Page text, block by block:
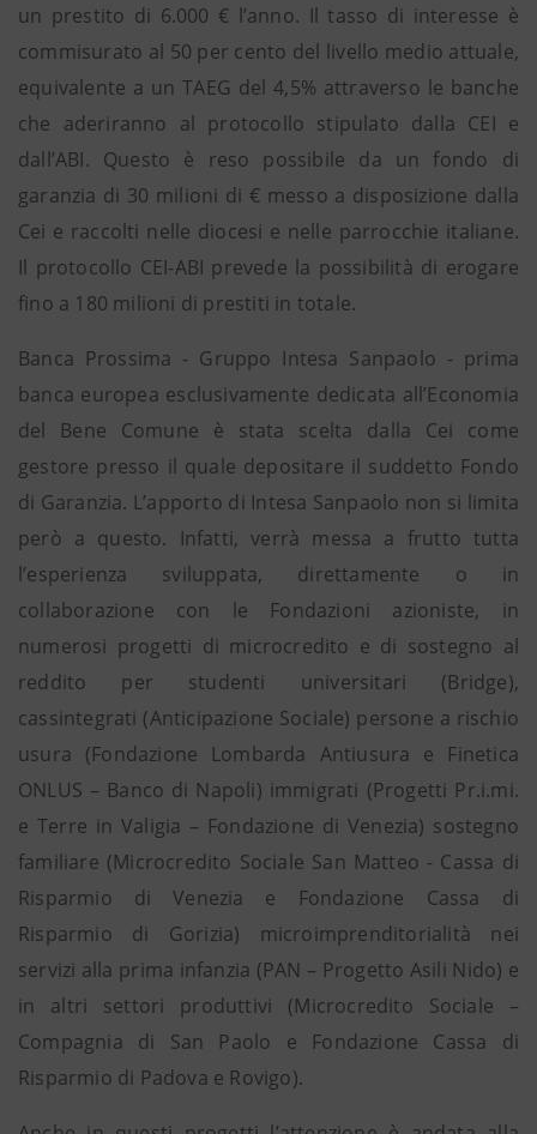
un prestito di 6.000 € l’anno. Il tasso di interesse è
commisurato al 50 per cento del livello medio attuale,
equivalente a un TAEG del 4,5% attraverso le banche
che aderiranno al protocollo stipulato dalla CEI e
dall’ABI. Questo è reso possibile da un fondo di
garanzia di 30 milioni di € messo a disposizione dalla
Cei e raccolti nelle diocesi e nelle parrocchie italiane.
Il protocollo CEI-ABI prevede la possibilità di erogare
fino a 180 milioni di prestiti in totale.
Banca Prossima - Gruppo Intesa Sanpaolo - prima
banca europea esclusivamente dedicata all’Economia
del Bene Comune è stata scelta dalla Cei come
gestore presso il quale depositare il suddetto Fondo
di Garanzia. L’apporto di Intesa Sanpaolo non si limita
però a questo. Infatti, verrà messa a frutto tutta
l’esperienza sviluppata, direttamente o in
collaborazione con le Fondazioni azioniste, in
numerosi progetti di microcredito e di sostegno al
reddito per studenti universitari (Bridge),
cassintegrati (Anticipazione Sociale) persone a rischio
usura (Fondazione Lombarda Antiusura e Finetica
ONLUS – Banco di Napoli) immigrati (Progetti Pr.i.mi.
e Terre in Valigia – Fondazione di Venezia) sostegno
familiare (Microcredito Sociale San Matteo - Cassa di
Risparmio di Venezia e Fondazione Cassa di
Risparmio di Gorizia) microimprenditorialità nei
servizi alla prima infanzia (PAN – Progetto Asili Nido) e
in altri settori produttivi (Microcredito Sociale –
Compagnia di San Paolo e Fondazione Cassa di
Risparmio di Padova e Rovigo).